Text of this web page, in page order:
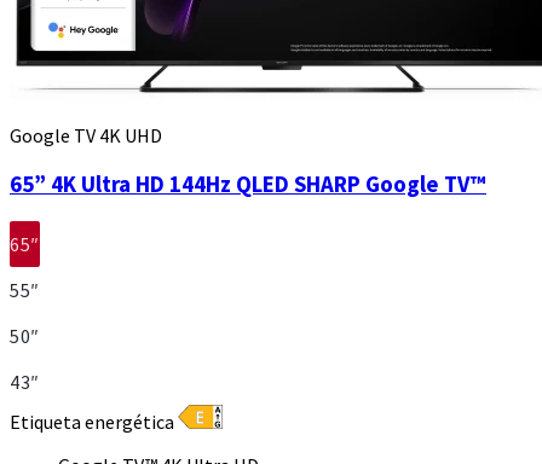
Google TV 4K UHD
65” 4K Ultra HD 144Hz QLED SHARP Google TV™
65″
55″
50″
43″
Etiqueta energética